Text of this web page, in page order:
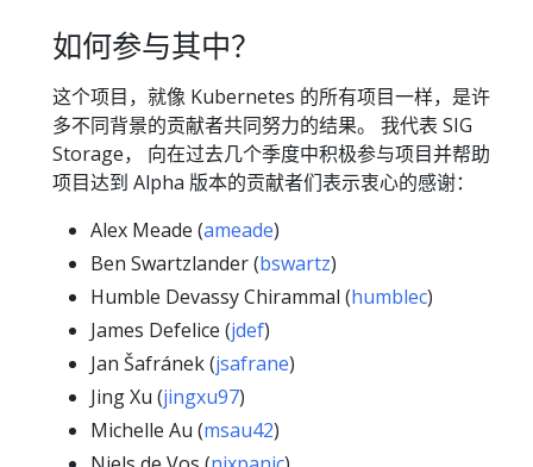
如何参与其中？
这个项目，就像 Kubernetes 的所有项目一样，是许
多不同背景的贡献者共同努力的结果。 我代表 SIG
Storage， 向在过去几个季度中积极参与项目并帮助
项目达到 Alpha 版本的贡献者们表示衷心的感谢：
Alex Meade (ameade)
Ben Swartzlander (bswartz)
Humble Devassy Chirammal (humblec)
James Defelice (jdef)
Jan Šafránek (jsafrane)
Jing Xu (jingxu97)
Michelle Au (msau42)